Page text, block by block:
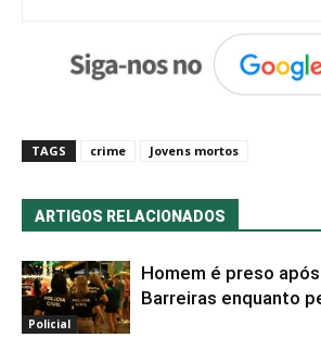
TAGS crime Jovens mortos
ARTIGOS RELACIONADOS
Policial
Homem é preso
Barreiras enquanto